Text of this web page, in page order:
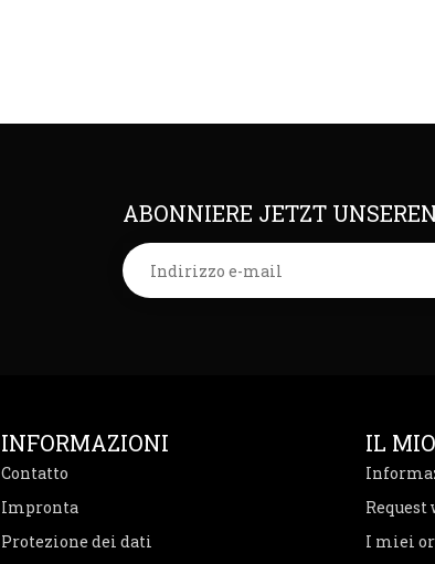
ABONNIERE JETZT
INFORMAZIONI
Contatto
Impronta
Protezione dei dati
IL
I miei